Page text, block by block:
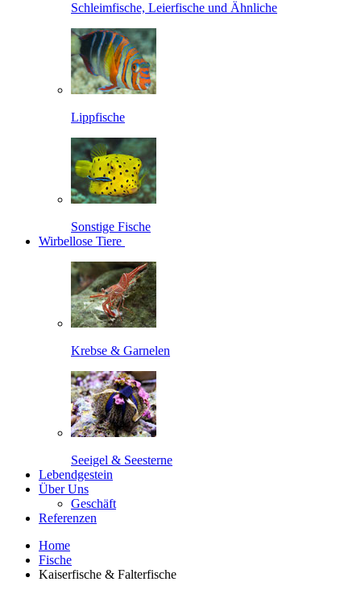
Schleimfische, Leierfische und Ähnliche
Lippfische
Sonstige Fische
Wirbellose Tiere
Krebse & Garnelen
Seeigel & Seesterne
Lebendgestein
Über Uns
Geschäft
Referenzen
Home
Fische
Kaiserfische & Falterfische